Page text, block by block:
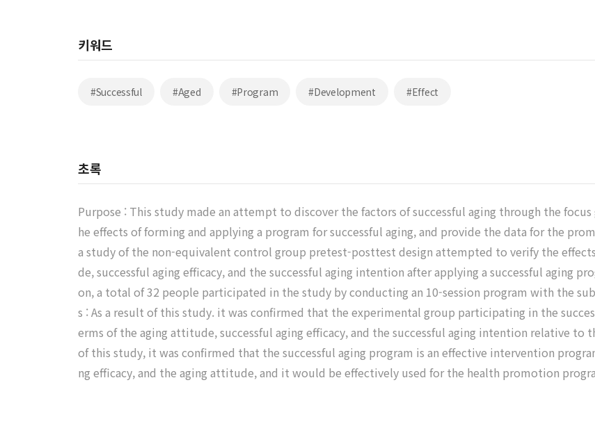
키워드
#Successful #Aged #Program #Development #Effect
초록
Purpose : This study made an attempt to discover the factors of successful aging through the
he effects of forming and applying a program for successful aging, and provide the data for the
a study of the non-equivalent control group pretest-posttest design attempted to verify the
de, successful aging efficacy, and the successful aging intention after applying a successful aging
on, a total of 32 people participated in the study by conducting an 10-session program with the
s : As a result of this study. it was confirmed that the experimental group participating in the
erms of the aging attitude, successful aging efficacy, and the successful aging intention relative to
of this study, it was confirmed that the successful aging program is an effective intervention
ng efficacy, and the aging attitude, and it would be effectively used for the health promotion